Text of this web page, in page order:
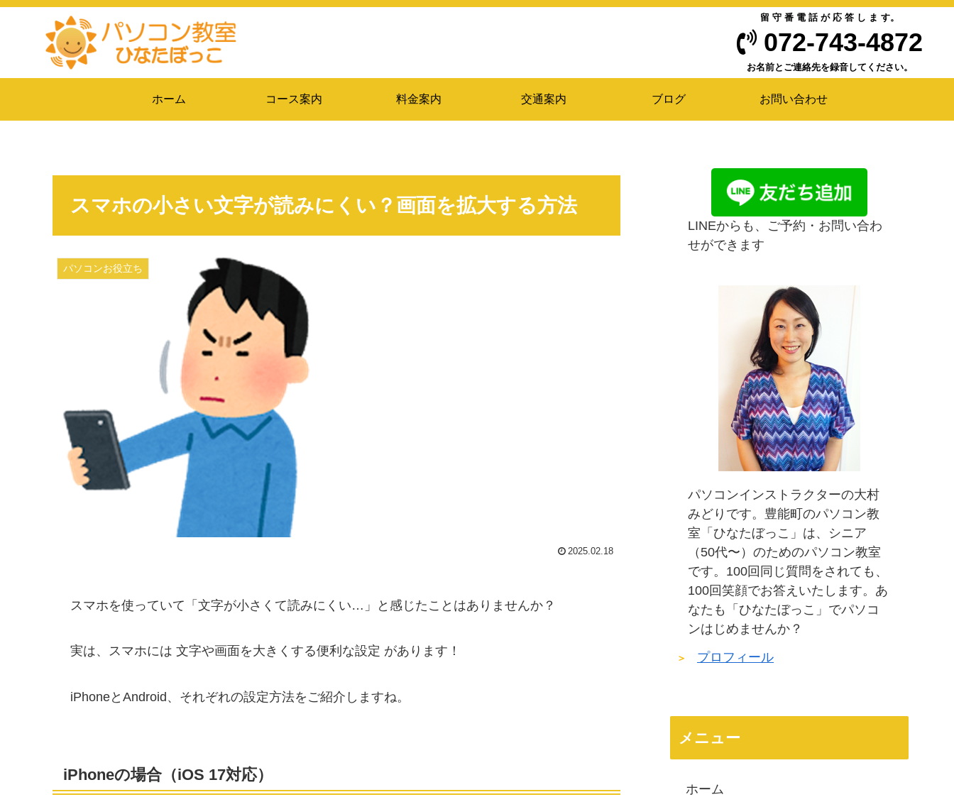
留 守 番 電 話 が 応 答 し ま す。
072-743-4872
お名前とご連絡先を録音してください。
ホーム コース案内 料金案内 交通案内 ブログ お問い合わせ
スマホの小さい文字が読みにくい？画面を拡大する方法
パソコンお役立ち
2025.02.18
スマホを使っていて「文字が小さくて読みにくい…」と感じたことはありませんか？
実は、スマホには 文字や画面を大きくする便利な設定 があります！
iPhoneとAndroid、それぞれの設定方法をご紹介しますね。
iPhoneの場合（iOS 17対応）
LINEからも、ご予約・お問い合わ
せができます
パソコンインストラクターの大村
みどりです。豊能町のパソコン教
室「ひなたぼっこ」は、シニア
（50代〜）のためのパソコン教室
です。100回同じ質問をされても、
100回笑顔でお答えいたします。あ
なたも「ひなたぼっこ」でパソコ
ンはじめませんか？
プロフィール
メニュー
ホーム